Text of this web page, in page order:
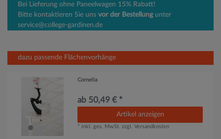
Bei Lieferung ohne Paneelwagen 15% Rabatt!
Bitte kontaktieren Sie uns vor der Bestellungunter
service@college-gardinen.de
dazu passende Flächenvorhänge
Cornelia
ab 50,49 € *
Artikel anzeigen
* inkl. ges. MwSt. zzgl.Versandkosten